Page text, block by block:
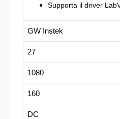
Supporta il driver
GW Instek
27
1080
160
DC